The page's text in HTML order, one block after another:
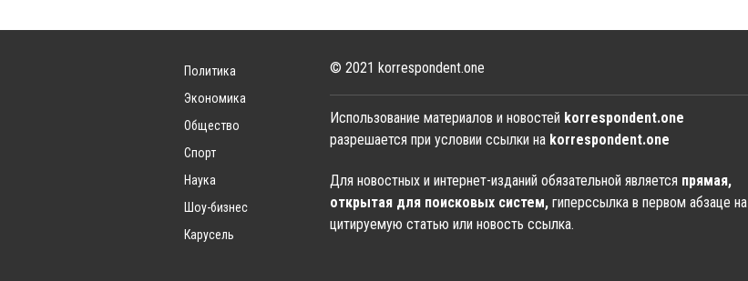
Политика
Экономика
Общество
Спорт
Наука
Шоу-бизнес
Карусель
© 2021 korrespondent.one
Использование материалов и новостей korrespondent.one
разрешается при условии ссылки на korrespondent.one
Для новостных и интернет-изданий обязательной является прямая,
открытая для поисковых систем, гиперссылка в первом абзаце на
цитируемую статью или новость ссылка.